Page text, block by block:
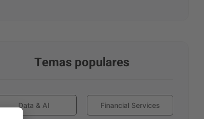
Temas populares
Data & AI Financial Services